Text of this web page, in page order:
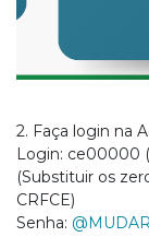
2. Faça login na
Login: ce00000
(Substituir os
CRFCE)
Senha: @MUDAR